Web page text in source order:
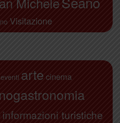
Visitazione
arte cinema
informazioni turistiche